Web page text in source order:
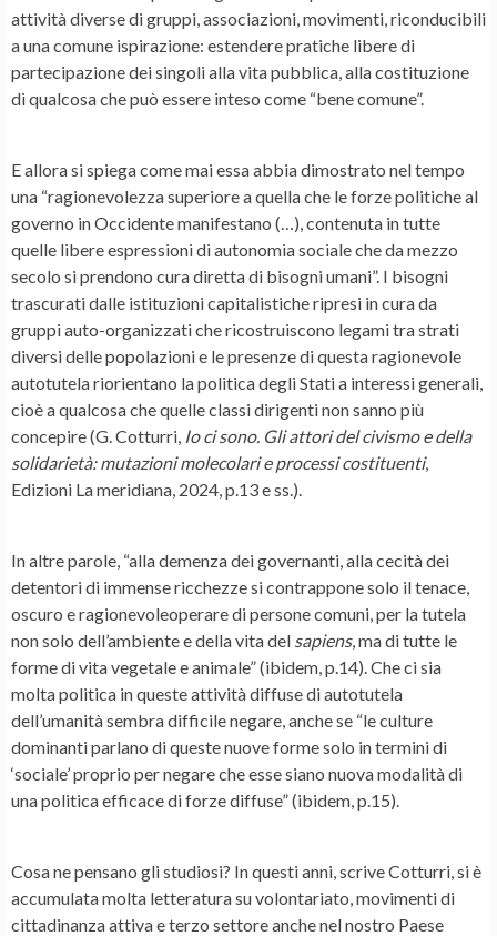
attività diverse di gruppi, associazioni, movimenti, riconducibili
a una comune ispirazione: estendere pratiche libere di
partecipazione dei singoli alla vita pubblica, alla costituzione
di qualcosa che può essere inteso come “bene comune”.
E allora si spiega come mai essa abbia dimostrato nel tempo
una “ragionevolezza superiore a quella che le forze politiche al
governo in Occidente manifestano (…), contenuta in tutte
quelle libere espressioni di autonomia sociale che da mezzo
secolo si prendono cura diretta di bisogni umani”. I bisogni
trascurati dalle istituzioni capitalistiche ripresi in cura da
gruppi auto-organizzati che ricostruiscono legami tra strati
diversi delle popolazioni e le presenze di questa ragionevole
autotutela riorientano la politica degli Stati a interessi generali,
cioè a qualcosa che quelle classi dirigenti non sanno più
concepire (G. Cotturri, Io ci sono. Gli attori del civismo e della
solidarietà: mutazioni molecolari e processi costituenti,
Edizioni La meridiana, 2024, p.13 e ss.).
In altre parole, “alla demenza dei governanti, alla cecità dei
detentori di immense ricchezze si contrappone solo il tenace,
oscuro e ragionevoleoperare di persone comuni, per la tutela
non solo dell’ambiente e della vita del sapiens, ma di tutte le
forme di vita vegetale e animale” (ibidem, p.14). Che ci sia
moltapolitica in queste attività diffuse di autotutela
dell’umanità sembra difficile negare, anche se “le culture
dominanti parlano di queste nuove forme solo in termini di
‘sociale’ proprio per negare che esse siano nuova modalità di
una politica efficace di forze diffuse” (ibidem, p.15).
Cosa ne pensano gli studiosi? In questi anni, scrive Cotturri, si è
accumulata molta letteratura su volontariato, movimenti di
cittadinanza attiva e terzo settore anche nel nostro Paese